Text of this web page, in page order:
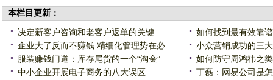
本栏目更新：
决定新客户咨询和老客户返单的关键
如何找到最有效靠
企业大了反而不赚钱 精细化管理势在必
小众营销成功的三
服装赚钱门道：库存尾货的一个“淘金”
如何防守周鸿祎之
中小企业开展电子商务的八大误区
丁磊：网易公司是